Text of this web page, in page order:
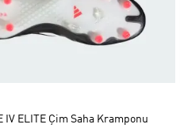
IV ELITE Çim Saha Kramponu